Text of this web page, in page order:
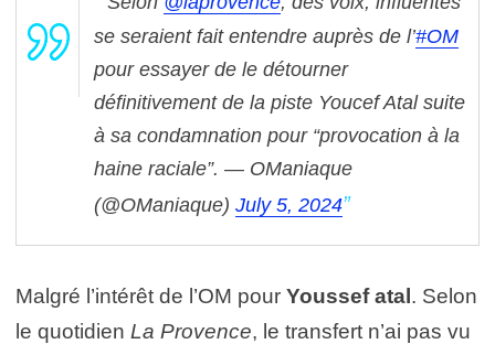
se seraient fait entendre auprès de l’#OM
pour essayer de le détourner
définitivement de la piste Youcef Atal suite
à sa condamnation pour “provocation à la
haine raciale”. — OManiaque
(@OManiaque) July 5, 2024
Malgré l’intérêt de l’OM pour Youssef atal. Selon
le quotidien La Provence, le transfert n’ai pas vu